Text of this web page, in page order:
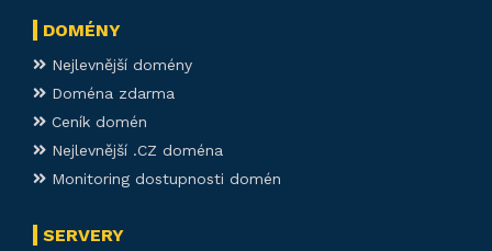
DOMÉNY
Nejlevnější domény
Doména zdarma
Ceník domén
Nejlevnější .CZ doména
Monitoring dostupnosti domén
SERVERY